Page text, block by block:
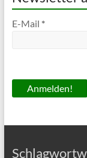
E-Mail *